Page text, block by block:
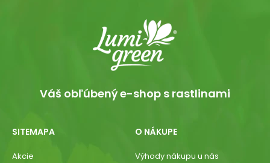
Váš obľúbený e-shop s rastlinami
SITEMAPA
Akcie
O NÁKUPE
Výhody nákupu u nás